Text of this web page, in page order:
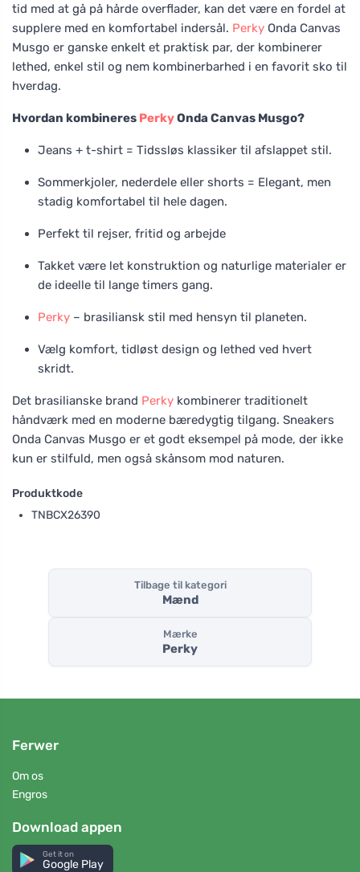
tid med at gå på hårde overflader, kan det være en fordel at
supplere med en komfortabel indersål. Perky Onda Canvas
Musgo er ganske enkelt et praktisk par, der kombinerer
lethed, enkel stil og nem kombinerbarhed i en favorit sko til
hverdag.
Hvordan kombineres PerkyOnda Canvas Musgo?
Jeans + t-shirt = Tidssløs klassiker til afslappet stil.
Sommerkjoler, nederdele eller shorts = Elegant, men
stadig komfortabel til hele dagen.
Perfekt til rejser, fritid og arbejde
Takket være let konstruktion og naturlige materialer er
de ideelle til lange timers gang.
Perky – brasiliansk stil med hensyn til planeten.
Vælg komfort, tidløst design og lethed ved hvert
skridt.
Det brasilianske brand Perky kombinerer traditionelt
håndværk med en moderne bæredygtig tilgang. Sneakers
Onda Canvas Musgo er et godt eksempel på mode, der ikke
kun er stilfuld, men også skånsom mod naturen.
Produktkode
TNBCX26390
Tilbage til kategori
Mænd
Mærke
Perky
Ferwer
Om os
Engros
Download appen
Get it on
Google Play